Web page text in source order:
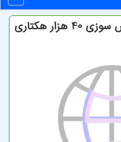
سازمان جنگل ها آتش سوزی 40 هزار هكتاری